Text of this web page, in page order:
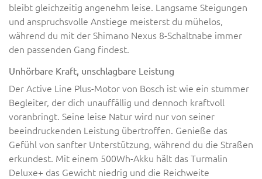
bleibt gleichzeitig angenehm leise. Langsame Steigungen
und anspruchsvolle Anstiege meisterst du mühelos,
während du mit der Shimano Nexus 8-Schaltnabe immer
den passenden Gang findest.
Unhörbare Kraft, unschlagbare Leistung
Der Active Line Plus-Motor von Bosch ist wie ein stummer
Begleiter, der dich unauffällig und dennoch kraftvoll
voranbringt. Seine leise Natur wird nur von seiner
beeindruckenden Leistung übertroffen. Genieße das
Gefühl von sanfter Unterstützung, während du die Straßen
erkundest. Mit einem 500Wh-Akku hält das Turmalin
Deluxe+ das Gewicht niedrig und die Reichweite